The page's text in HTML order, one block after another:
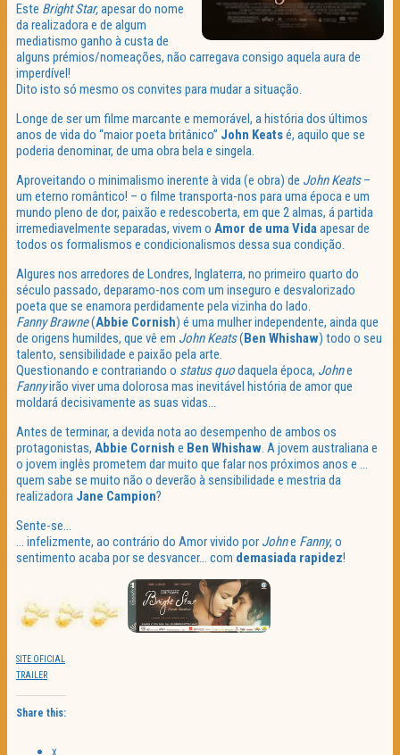
Este Bright Star,apesar do nome
da realizadora e de algum
mediatismo ganho à custa de
alguns prémios/nomeações, não carregava consigo aquela aura de
imperdível!
Dito isto só mesmo os convites para mudar a situação.
Longe de ser um filme marcante e memorável, a história dos últimos
anos de vida do “maior poeta britânico” John Keatsé, aquilo que se
poderia denominar, de uma obra bela e singela.
Aproveitando o minimalismo inerente à vida (e obra) de John Keats–
um eterno romântico! – o filme transporta-nos para uma época e um
mundo pleno de dor, paixão e redescoberta, em que 2 almas, á partida
irremediavelmente separadas, vivem o Amor de uma Vidaapesar de
todos os formalismos e condicionalismos dessa sua condição.
Algures nos arredores de Londres, Inglaterra, no primeiro quarto do
século passado, deparamo-nos com um inseguro e desvalorizado
poeta que se enamora perdidamente pela vizinha do lado.
Fanny Brawne(Abbie Cornish) é uma mulher independente, ainda que
de origens humildes, que vê em John Keats(Ben Whishaw) todo o seu
talento, sensibilidade e paixão pela arte.
Questionando e contrariando o status quodaquela época, Johne
Fannyirão viver uma dolorosa mas inevitável história de amor que
moldará decisivamente as suas vidas…
Antes de terminar, a devida nota ao desempenho de ambos os
protagonistas, Abbie Cornish e Ben Whishaw. A jovem australiana e
o jovem inglês prometem dar muito que falar nos próximos anos e …
quem sabe se muito não o deverão à sensibilidade e mestria da
realizadora Jane Campion?
Sente-se…
… infelizmente, ao contrário do Amor vivido por Johne Fanny, o
sentimento acaba por se desvancer… com demasiada rapidez!
SITE OFICIAL
TRAILER
Share this:
X